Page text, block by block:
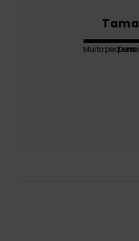
Muito pequeno